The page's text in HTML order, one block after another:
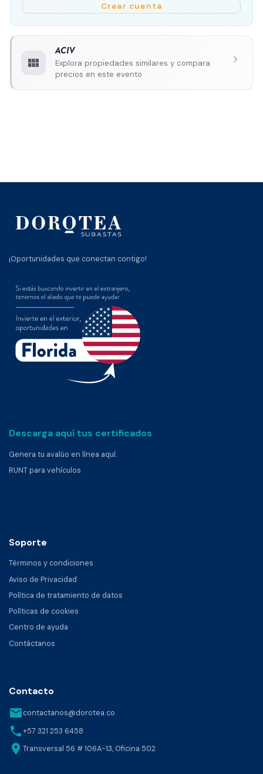
Crear cuenta
view_module
ACIV
Explora propiedades similares y compara
precios en este evento
chevron_right
¡Oportunidades que conectan contigo!
Descarga aquí tus certificados
Genera tu avalúo en línea aquí.
RUNT para vehículos
Soporte
Términos y condiciones
Aviso de Privacidad
Política de tratamiento de datos
Políticas de cookies
Centro de ayuda
Contáctanos
Contacto
emailcontactanos@dorotea.co
phone+57 321 253 6458
location_onTransversal 56 # 106A-13, Oficina 502